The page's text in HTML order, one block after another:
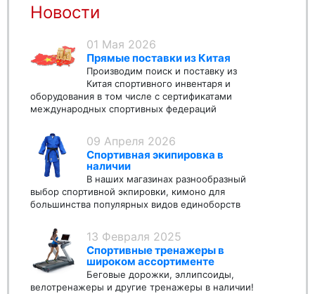
Новости
01 Мая 2026
Прямые поставки из Китая
Производим поиск и поставку из
Китая спортивного инвентаря и
оборудования в том числе с сертификатами
международных спортивных федераций
09 Апреля 2026
Спортивная экипировка в
наличии
В наших магазинах разнообразный
выбор спортивной экпировки, кимоно для
большинства популярных видов единоборств
13 Февраля 2025
Спортивные тренажеры в
широком ассортименте
Беговые дорожки, эллипсоиды,
велотренажеры и другие тренажеры в наличии!